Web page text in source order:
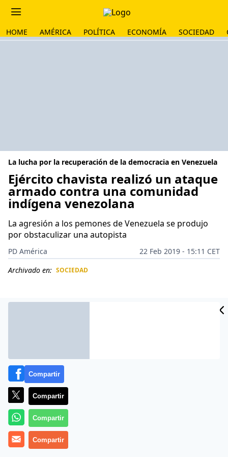
HOME AMÉRICA POLÍTICA ECONOMÍA SOCIEDAD
La lucha por la recuperación de la democracia en Venezuela
Ejército chavista realizó un ataque
armado contra una comunidad
indígena venezolana
La agresión a los pemones de Venezuela se produjo
por obstaculizar una autopista
PD América
22 Feb 2019 - 15:11 CET
Archivado en: SOCIEDAD
La defensora de derechos humanos Tamara Suju,
denunció en su cuenta de Twitter que funcionarios del
Compartir
Compartir
Compartir
Compartir